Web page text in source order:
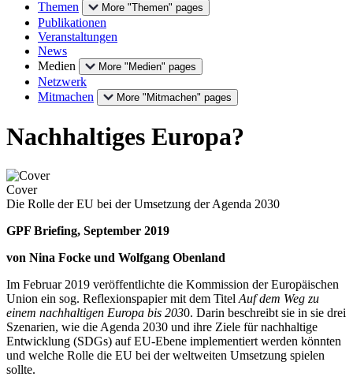
Themen More "Themen" pages
Publikationen
Veranstaltungen
News
Medien
More "Medien" pages
Netzwerk
Mitmachen
More "Mitmachen" pages
Nachhaltiges Europa?
Cover
Die Rolle der EU bei der Umsetzung der Agenda 2030
GPF Briefing, September 2019
von Nina Focke und Wolfgang Obenland
Im Februar 2019 veröffentlichte die Kommission der Europäischen
Union ein sog. Reflexionspapier mit dem Titel Auf dem Weg zu
einem nachhaltigen Europa bis 2030. Darin beschreibt sie in sie drei
Szenarien, wie die Agenda 2030 und ihre Ziele für nachhaltige
Entwicklung (SDGs) auf EU-­Ebene implementiert werden könnten
und welche Rolle die EU bei der weltweiten Umsetzung spielen
sollte.